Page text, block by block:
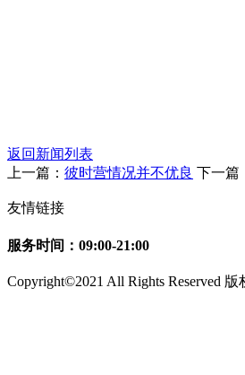
返回新闻列表
上一篇： 彼时营情况并不优良 下一篇
友情链接
服务时间：09:00-21:00
Copyright©2021 All Rights Reserved 版